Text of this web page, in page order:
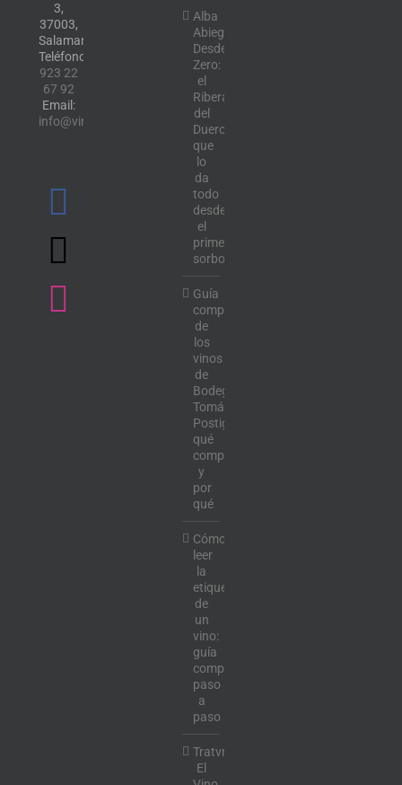
3,
37003,
Salamanca.
Teléfono:
923 22
67 92
Email:
info@vinotecalavendimia.es
Alba
Abiega
Desde
Zero:
el
Ribera
del
Duero
que
lo
da
todo
desde
el
primer
sorbo
Guía
completa
de
los
vinos
de
Bodega
Tomás
Postigo:
qué
comprar
y
por
qué
Cómo
leer
la
etiqueta
de
un
vino:
guía
completa
paso
a
paso
Tratvm:
El